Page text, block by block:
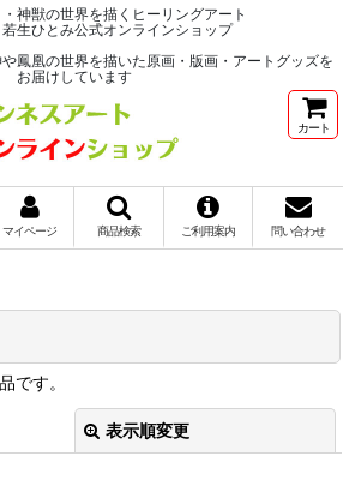
神獣の世界を描くヒーリングアート
生ひとみ公式オンラインショップ
鳳凰の世界を描いた原画・版画・アートグッズを
お届けしています
カート
マイページ 商品検索 ご利用案内 問い合わせ
です。
表示順変更